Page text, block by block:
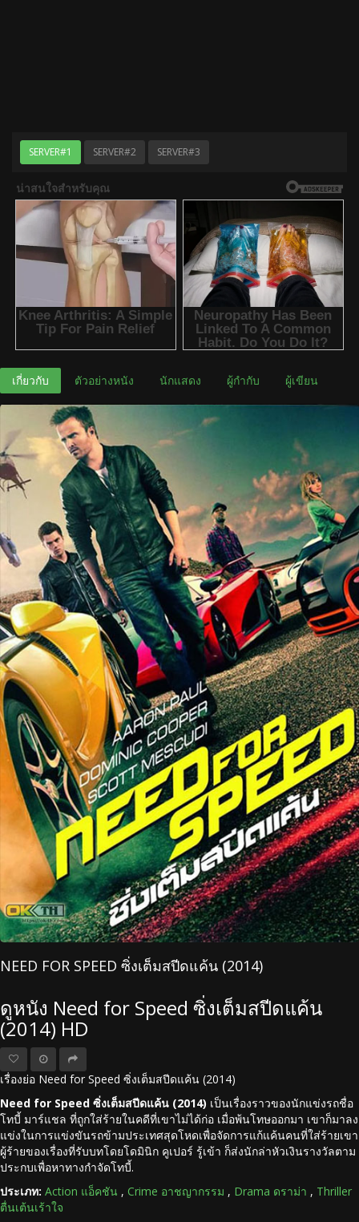
SERVER#1 SERVER#2 SERVER#3
เกี่ยวกับ ตัวอย่างหนัง นักแสดง ผู้กำกับ ผู้เขียน
NEED FOR SPEED ซิ่งเต็มสปีดแค้น (2014)
ดูหนัง Need for Speed ซิ่งเต็มสปีดแค้น
(2014) HD
เรื่องย่อ Need for Speed ซิ่งเต็มสปีดแค้น (2014)
Need for Speed ซิ่งเต็มสปีดแค้น (2014) เป็นเรื่องราวของนักแข่งรถชื่อ
โทบี้ มาร์แชล ที่ถูกใส่ร้ายในคดีที่เขาไม่ได้ก่อ เมื่อพ้นโทษออกมา เขาก็มาลง
แข่งในการแข่งขันรถข้ามประเทศสุดโหดเพื่อจัดการแก้แค้นคนที่ใส่ร้ายเขา
ผู้ร้ายของเรื่องที่รับบทโดยโดมินิก คูเปอร์ รู้เข้า ก็ส่งนักล่าหัวเงินรางวัลตาม
ประกบเพื่อหาทางกำจัดโทบี้.
ประเภท: Action แอ็คชัน , Crime อาชญากรรม , Drama ดราม่า , Thriller
ตื่นเต้นเร้าใจ